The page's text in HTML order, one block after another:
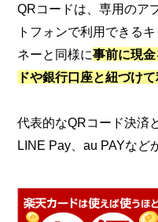
QRコードは、専用のア
トフォンで利用できる
ネーと同様に事前に現
ドや銀行口座と紐づけ
代表的なQRコード決済
LINE Pay、au PAYなど